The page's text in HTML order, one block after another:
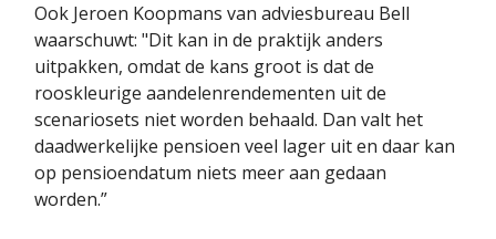
Ook Jeroen Koopmans van adviesbureau Bell
waarschuwt: "Dit kan in de praktijk anders
uitpakken, omdat de kans groot is dat de
rooskleurige aandelenrendementen uit de
scenariosets niet worden behaald. Dan valt het
daadwerkelijke pensioen veel lager uit en daar kan
op pensioendatum niets meer aan gedaan
worden.”